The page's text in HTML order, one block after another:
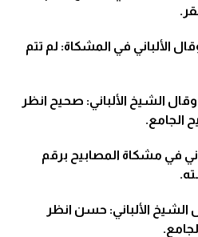
برقم (٢٠٤٤٧)، وقال الألباني في المشكاة: لم تتم
الترمذي برقم (٢٦٠٠) وقال الشيخ الألباني: صحيح انظر
في مشكاة المصابيح برقم
الشيخ الألباني: حسن انظر